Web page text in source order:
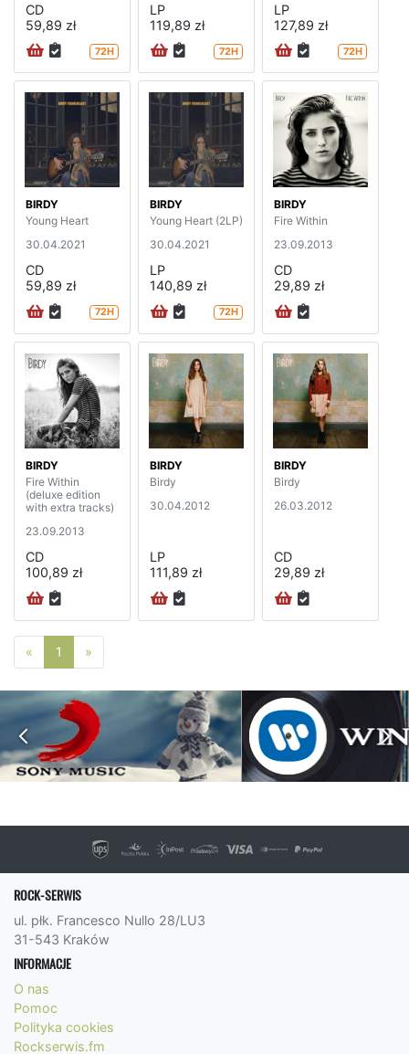
CD
59,89 zł
72H
LP
119,89 zł
72H
LP
127,89 zł
72H
BIRDY
Young Heart
30.04.2021
CD
59,89 zł
72H
BIRDY
Young Heart (2LP)
30.04.2021
LP
140,89 zł
72H
BIRDY
Fire Within
23.09.2013
CD
29,89 zł
BIRDY
Fire Within
(deluxe edition
with extra tracks)
23.09.2013
CD
100,89 zł
BIRDY
Birdy
30.04.2012
LP
111,89 zł
BIRDY
Birdy
26.03.2012
CD
29,89 zł
« Poprzednia strona
1 »
ROCK-SERWIS
ul. płk. Francesco Nullo 28/LU3
31-543 Kraków
INFORMACJE
O nas
Pomoc
Polityka cookies
Rockserwis.fm